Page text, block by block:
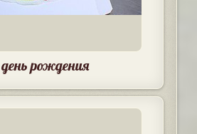
рождения